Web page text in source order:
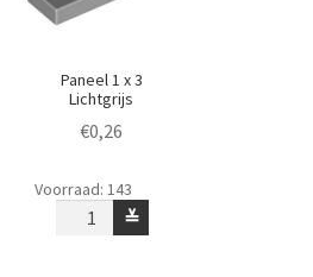
Paneel 1 x 3
Lichtgrijs
€0,26
Paneel
1
≚
Voorraad: 143